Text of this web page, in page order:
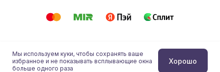
Мы используем куки, чтобы сохранять ваше
избранное и не показывать всплывающие окна
больше одного раза
Хорошо
Купить
Made on Tilda